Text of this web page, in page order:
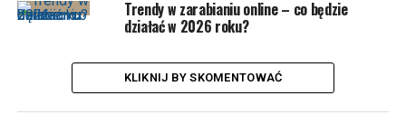
Trendy w zarabianiu online – co będzie
działać w 2026 roku?
KLIKNIJ BY SKOMENTOWAĆ